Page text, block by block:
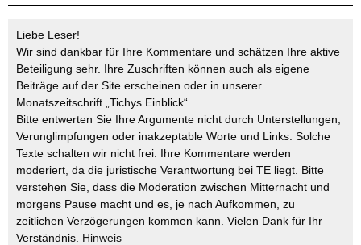
Liebe Leser!
Wir sind dankbar für Ihre Kommentare und schätzen Ihre aktive
Beteiligung sehr. Ihre Zuschriften können auch als eigene
Beiträge auf der Site erscheinen oder in unserer
Monatszeitschrift „Tichys Einblick“.
Bitte entwerten Sie Ihre Argumente nicht durch Unterstellungen,
Verunglimpfungen oder inakzeptable Worte und Links. Solche
Texte schalten wir nicht frei. Ihre Kommentare werden
moderiert, da die juristische Verantwortung bei TE liegt. Bitte
verstehen Sie, dass die Moderation zwischen Mitternacht und
morgens Pause macht und es, je nach Aufkommen, zu
zeitlichen Verzögerungen kommen kann. Vielen Dank für Ihr
Verständnis. Hinweis